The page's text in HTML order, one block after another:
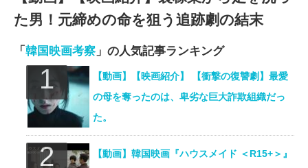
た男！元締めの命を狙う追跡劇の結末
「 韓国映画考察 」の人気記事ランキング
【動画】【映画紹介】 【衝撃の復讐劇】最愛
の母を奪ったのは、卑劣な巨大詐欺組織だっ
た。
【動画】韓国映画『ハウスメイド ＜R15+＞』